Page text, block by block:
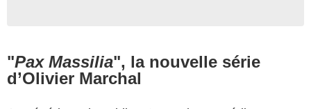
"Pax Massilia", la nouvelle série
d’Olivier Marchal